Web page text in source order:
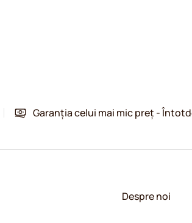
Garanția celui mai mic preț -
Despre noi